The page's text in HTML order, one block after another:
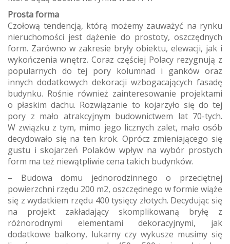
Prosta forma
Czołową tendencją, którą możemy zauważyć na rynku
nieruchomości jest dążenie do prostoty, oszczędnych
form. Zarówno w zakresie bryły obiektu, elewacji, jak i
wykończenia wnętrz. Coraz częściej Polacy rezygnują z
popularnych do tej pory kolumnad i ganków oraz
innych dodatkowych dekoracji wzbogacających fasadę
budynku. Rośnie również zainteresowanie projektami
o płaskim dachu. Rozwiązanie to kojarzyło się do tej
pory z mało atrakcyjnym budownictwem lat 70-tych.
W związku z tym, mimo jego licznych zalet, mało osób
decydowało się na ten krok. Oprócz zmieniającego się
gustu i skojarzeń Polaków wpływ na wybór prostych
form ma też niewątpliwie cena takich budynków.
– Budowa domu jednorodzinnego o przeciętnej
powierzchni rzędu 200 m2, oszczędnego w formie wiąże
się z wydatkiem rzędu 400 tysięcy złotych. Decydując się
na projekt zakładający skomplikowaną bryłę z
różnorodnymi elementami dekoracyjnymi, jak
dodatkowe balkony, lukarny czy wykusze musimy się